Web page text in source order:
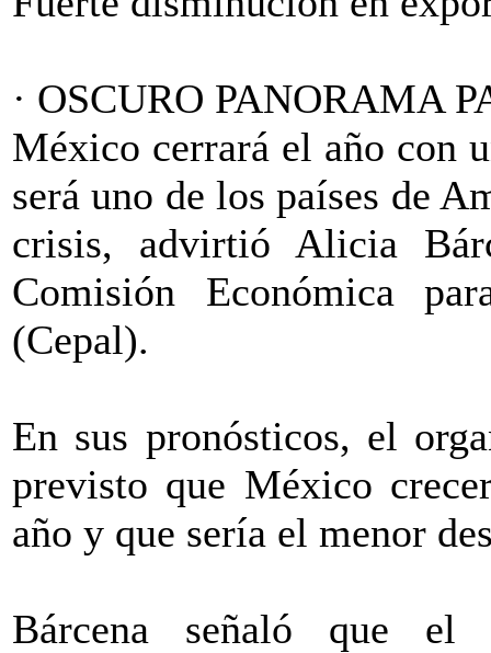
· OSCURO PANORAMA
México cerrará el año con
será uno de los países de
crisis, advirtió Alicia
Comisión Económica
(Cepal).
En sus pronósticos, el
previsto que México
año y que sería el menor
Bárcena señaló que el